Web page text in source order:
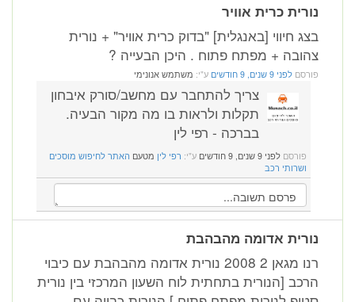
נורית כרית אוויר
בצג חיווי [באנגלית] "בדוק כרית אוויר" + נורית
צהובה + מפתח פתוח . היכן הבעייה ?
פורסם לפני 9 שנים, 9 חודשים ע"י: משתמש אנונימי
צריך להתחבר עם מחשב/סורק איבחון
תקלות ולראות בו מה מקור הבעיה.
בברכה - רפי לין
פורסם לפני 9 שנים, 9 חודשים ע"י: רפי לין מטעם האתר לחיפוש מוסכים
ושרותי רכב
נורית אדומה מהבהבת
רנו מגאן 2 2008 נורית אדומה מהבהבת עם כיבוי
הרכב [הנורית בתחתית לוח השעון המרכזי בין נורית